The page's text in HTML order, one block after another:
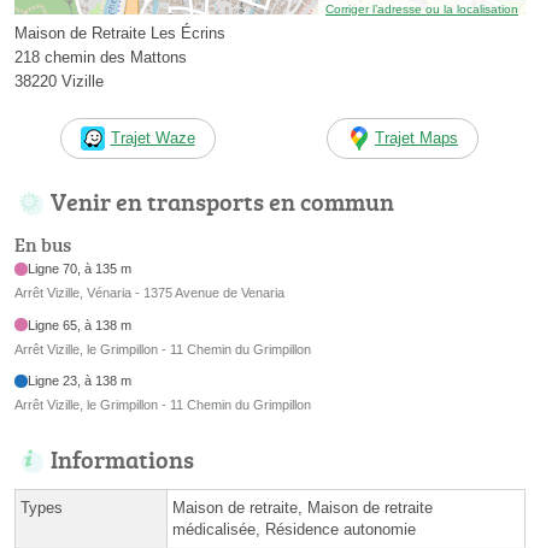
Corriger l’adresse ou la localisation
Maison de Retraite Les Écrins
218 chemin des Mattons
38220 Vizille
Trajet Waze Trajet Maps
Venir en transports en commun
En bus
Ligne 70, à 135 m
Arrêt Vizille, Vénaria - 1375 Avenue de Venaria
Ligne 65, à 138 m
Arrêt Vizille, le Grimpillon - 11 Chemin du Grimpillon
Ligne 23, à 138 m
Arrêt Vizille, le Grimpillon - 11 Chemin du Grimpillon
Informations
Types
Maison de retraite, Maison de retraite
médicalisée, Résidence autonomie